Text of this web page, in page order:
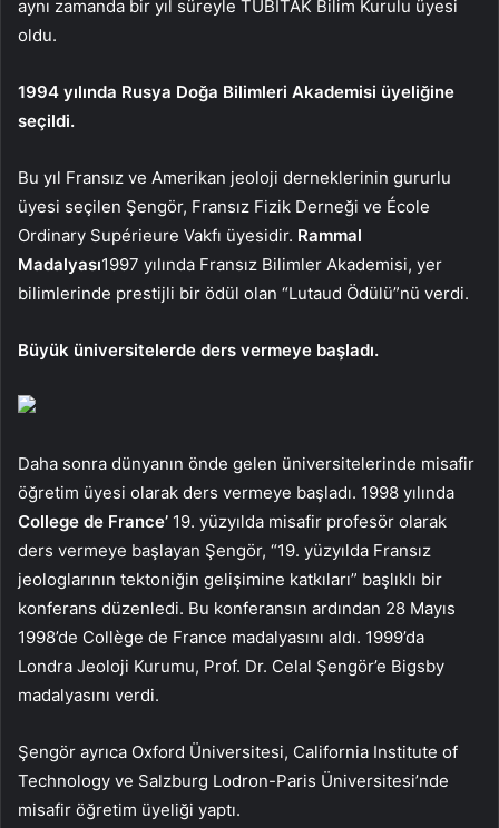
aynı zamanda bir yıl süreyle TÜBİTAK Bilim Kurulu üyesi
oldu.
1994 yılında Rusya Doğa Bilimleri Akademisi üyeliğine
seçildi.
Bu yıl Fransız ve Amerikan jeoloji derneklerinin gururlu
üyesi seçilen Şengör, Fransız Fizik Derneği ve École
Ordinary Supérieure Vakfı üyesidir. Rammal
Madalyası1997 yılında Fransız Bilimler Akademisi, yer
bilimlerinde prestijli bir ödül olan “Lutaud Ödülü”nü verdi.
Büyük üniversitelerde ders vermeye başladı.
Daha sonra dünyanın önde gelen üniversitelerinde misafir
öğretim üyesi olarak ders vermeye başladı. 1998 yılında
College de France’ 19. yüzyılda misafir profesör olarak
ders vermeye başlayan Şengör, “19. yüzyılda Fransız
jeologlarının tektoniğin gelişimine katkıları” başlıklı bir
konferans düzenledi. Bu konferansın ardından 28 Mayıs
1998’de Collège de France madalyasını aldı. 1999’da
Londra Jeoloji Kurumu, Prof. Dr. Celal Şengör’e Bigsby
madalyasını verdi.
Şengör ayrıca Oxford Üniversitesi, California Institute of
Technology ve Salzburg Lodron-Paris Üniversitesi’nde
misafir öğretim üyeliği yaptı.